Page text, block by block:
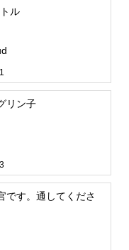
ル
1
リン子
3
です。通してくださ